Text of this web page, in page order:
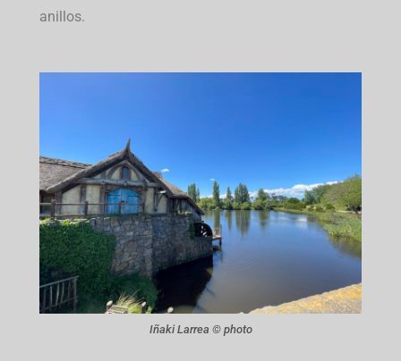
anillos.
Iñaki Larrea © photo